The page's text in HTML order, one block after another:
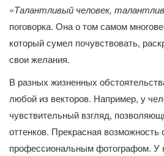
«Талантливый человек,
поговорка. Она о том самом
который сумел почувствовать,
свои желания.
В разных жизненных
любой из векторов. Например, у
чувствительный взгляд,
оттенков. Прекрасная возможность
профессиональным фотографом. У